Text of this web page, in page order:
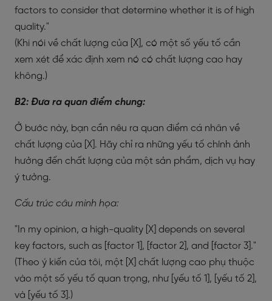
factors to consider that determine whether it is of high
quality."
(Khi nói về chất lượng của [X], có một số yếu tố cần
xem xét để xác định xem nó có chất lượng cao hay
không.)
B2: Đưa ra quan điểm chung:
Ở bước này, bạn cần nêu ra quan điểm cá nhân về
chất lượng của [X]. Hãy chỉ ra những yếu tố chính ảnh
hưởng đến chất lượng của một sản phẩm, dịch vụ hay
ý tưởng.
Cấu trúc câu minh họa:
"In my opinion, a high-quality [X] depends on several
key factors, such as [factor 1], [factor 2], and [factor 3]."
(Theo ý kiến của tôi, một [X] chất lượng cao phụ thuộc
vào một số yếu tố quan trọng, như [yếu tố 1], [yếu tố 2],
và [yếu tố 3].)